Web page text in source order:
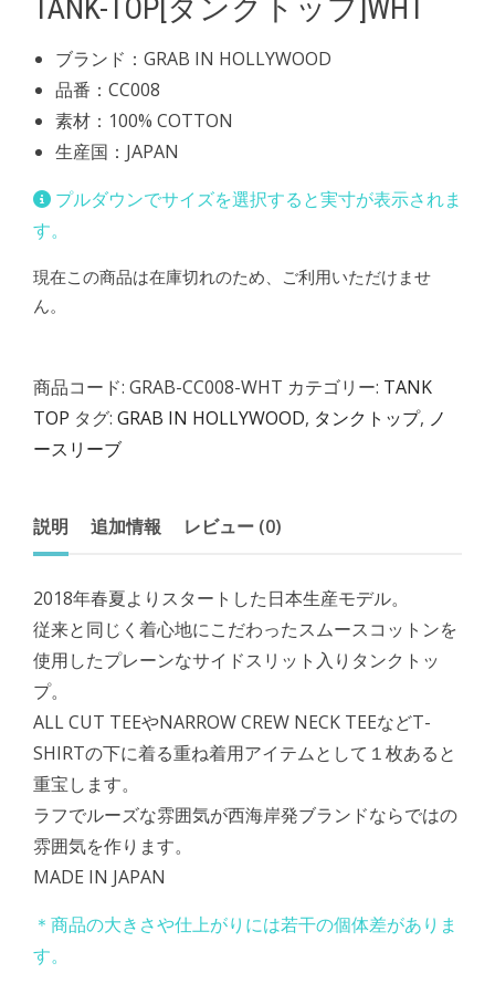
TANK-TOP[タンクトップ]WHT
ブランド：GRAB IN HOLLYWOOD
品番：CC008
素材：100% COTTON
生産国：JAPAN
プルダウンでサイズを選択すると実寸が表示されま
す。
現在この商品は在庫切れのため、ご利用いただけませ
ん。
商品コード: GRAB-CC008-WHT カテゴリー: TANK
TOP タグ: GRAB IN HOLLYWOOD, タンクトップ, ノ
ースリーブ
説明 追加情報 レビュー (0)
2018年春夏よりスタートした日本生産モデル。
従来と同じく着心地にこだわったスムースコットンを
使用したプレーンなサイドスリット入りタンクトッ
プ。
ALL CUT TEEやNARROW CREW NECK TEEなどT-
SHIRTの下に着る重ね着用アイテムとして１枚あると
重宝します。
ラフでルーズな雰囲気が西海岸発ブランドならではの
雰囲気を作ります。
MADE IN JAPAN
＊商品の大きさや仕上がりには若干の個体差がありま
す。